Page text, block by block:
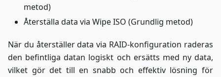
metod)
Återställa data via Wipe ISO (Grundlig metod)
När du återställer data via RAID-konfiguration raderas
den befintliga datan logiskt och ersätts med ny data,
vilket gör det till en snabb och effektiv lösning för